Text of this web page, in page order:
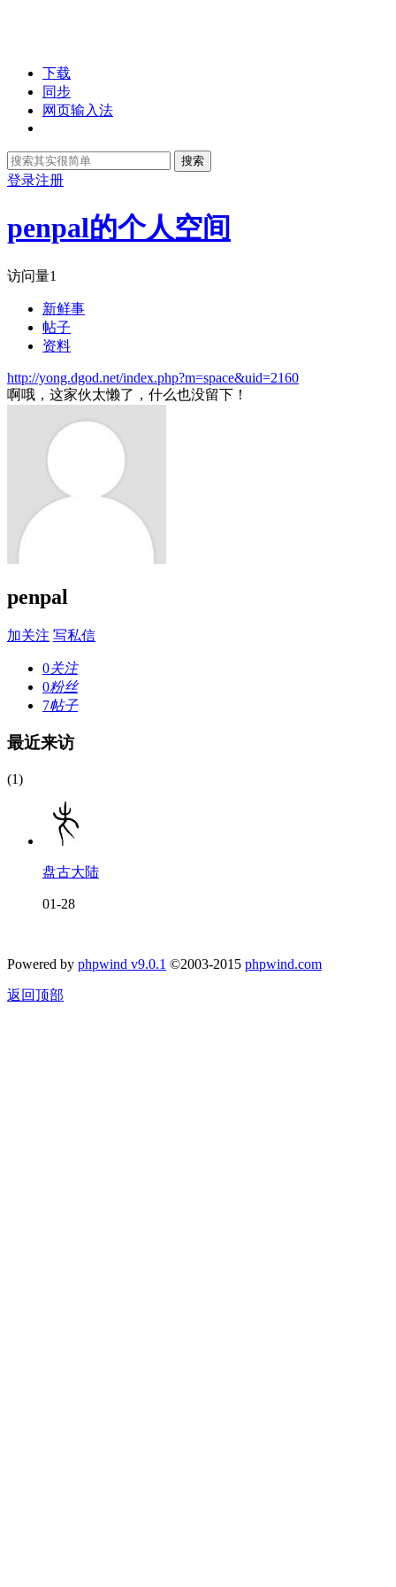
下载
同步
网页输入法
搜索
登录注册
penpal的个人空间
访问量1
新鲜事
帖子
资料
http://yong.dgod.net/index.php?m=space&uid=2160
啊哦，这家伙太懒了，什么也没留下！
penpal
加关注 写私信
0关注
0粉丝
7帖子
最近来访
(1)
盘古大陆
01-28
Powered by phpwind v9.0.1 ©2003-2015 phpwind.com
返回顶部